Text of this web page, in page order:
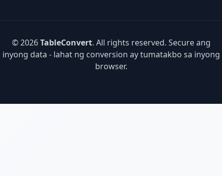
© 2026TableConvert. All rights reserved. Secure ang
inyong data - lahat ng conversion ay tumatakbo sa inyong
browser.